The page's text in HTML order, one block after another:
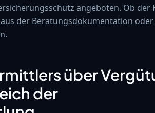
angeboten. Ob der
der Beratungsdokumentation
über
der